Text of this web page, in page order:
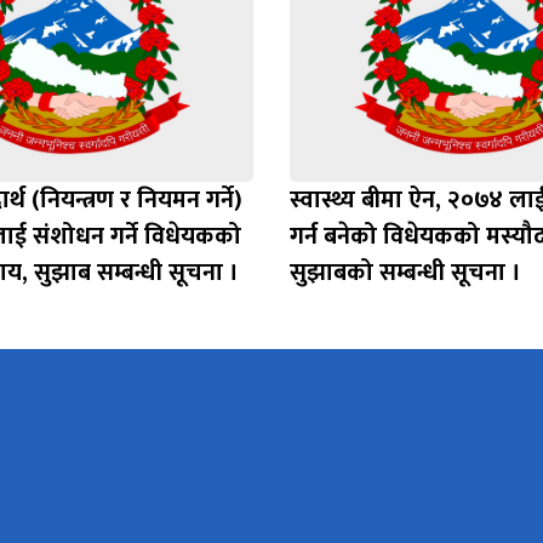
(नियन्त्रण र नियमन गर्ने)
संशोधन गर्ने विधेयकको
सुझाब सम्बन्धी सूचना ।
स्वास्थ्य बीमा ऐन, २०७४
गर्न बनेको विधेयकको
सुझाबको सम्बन्धी सूचना ।